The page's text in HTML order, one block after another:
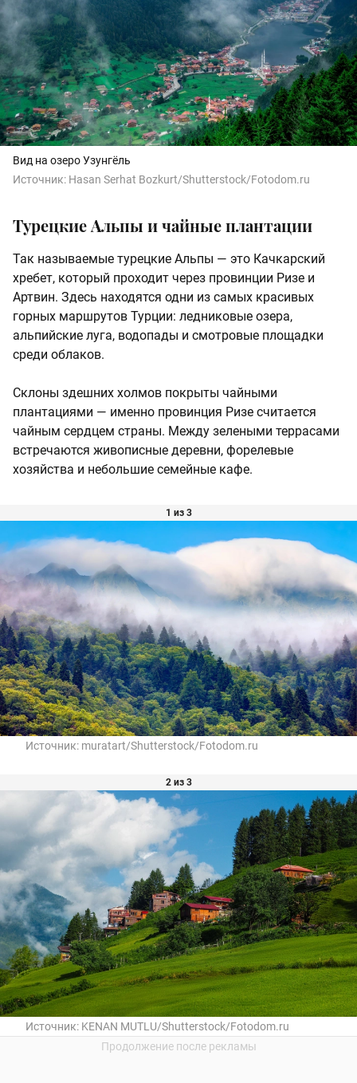
Вид на озеро Узунгёль
Источник: Hasan Serhat Bozkurt/Shutterstock/Fotodom.ru
Турецкие Альпы и чайные плантации
Так называемые турецкие Альпы — это Качкарский
хребет, который проходит через провинции Ризе и
Артвин. Здесь находятся одни из самых красивых
горных маршрутов Турции: ледниковые озера,
альпийские луга, водопады и смотровые площадки
среди облаков.
Склоны здешних холмов покрыты чайными
плантациями — именно провинция Ризе считается
чайным сердцем страны. Между зелеными террасами
встречаются живописные деревни, форелевые
хозяйства и небольшие семейные кафе.
1 из 3
Источник: muratart/Shutterstock/Fotodom.ru
2 из 3
Источник: KENAN MUTLU/Shutterstock/Fotodom.ru